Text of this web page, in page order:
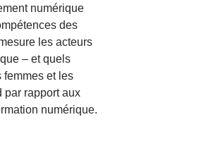
numérique
des
les acteurs
– et quels
femmes et les
par rapport aux
numérique.